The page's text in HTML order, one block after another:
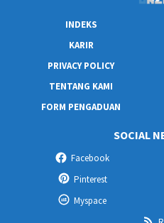
INDEKS
KARIR
PRIVACY POLICY
TENTANG KAMI
FORM PENGADUAN
SOCIAL
Facebook
Pinterest
Myspace